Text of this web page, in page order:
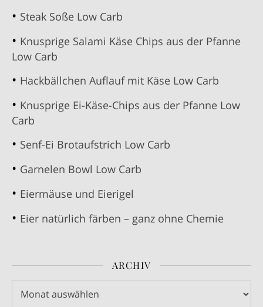
Steak Soße Low Carb
Knusprige Salami Käse Chips aus der Pfanne
Low Carb
Hackbällchen Auflauf mit Käse Low Carb
Knusprige Ei-Käse-Chips aus der Pfanne Low
Carb
Senf-Ei Brotaufstrich Low Carb
Garnelen Bowl Low Carb
Eiermäuse und Eierigel
Eier natürlich färben – ganz ohne Chemie
ARCHIV
Archiv